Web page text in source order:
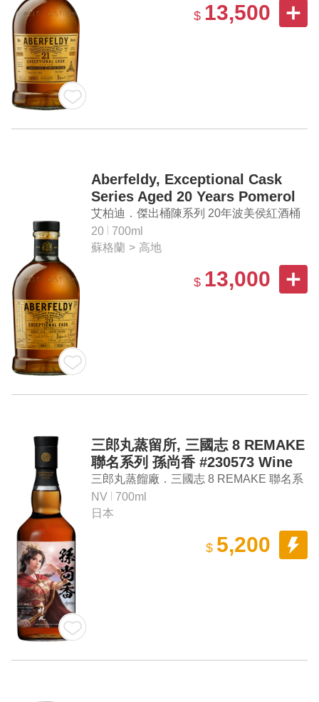
$ 13,500
Aberfeldy, Exceptional Cask
Series Aged 20 Years Pomerol
Casks Finish Single Malt
Scotch Whisky Cask Strength
艾柏迪．傑出桶陳系列 20年波美侯紅酒桶
單一麥芽蘇格蘭威士忌原酒
20
700ml
蘇格蘭 > 高地
$ 13,000
三郎丸蒸留所, 三國志 8 REMAKE
聯名系列 孫尚香 #230573 Wine
Cask Finish Single Malt
Japanese Whisky
三郎丸蒸餾廠．三國志 8 REMAKE 聯名系
列「孫尚香」#230573 紅酒桶 單一麥芽日
本威士忌
NV
700ml
日本
$ 5,200